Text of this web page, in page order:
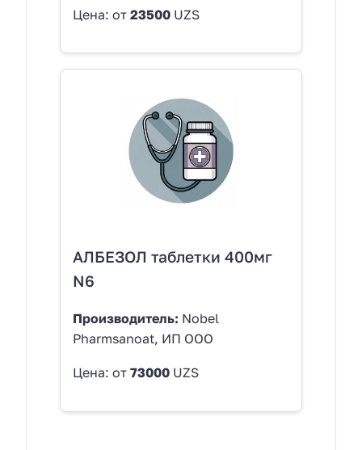
Цена: от 23500 UZS
АЛБЕЗОЛ таблетки 400мг
N6
Производитель: Nobel
Pharmsanoat, ИП ООО
Цена: от 73000 UZS